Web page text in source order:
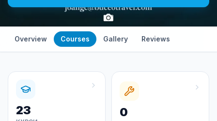
Overview Courses Gallery Reviews
23 0